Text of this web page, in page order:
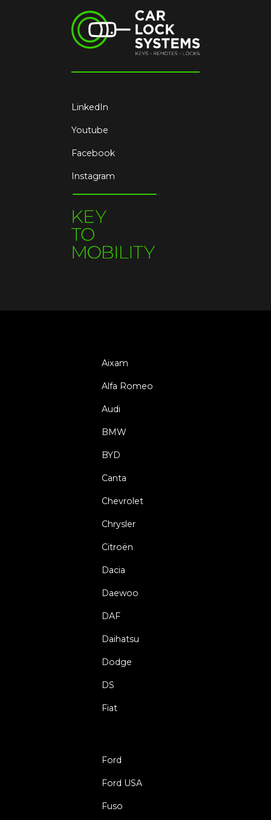
LinkedIn
Youtube
Facebook
Instagram
Aixam
Alfa Romeo
Audi
BMW
BYD
Canta
Chevrolet
Chrysler
Citroën
Dacia
Daewoo
DAF
Daihatsu
Dodge
DS
Fiat
Ford
Ford USA
Fuso